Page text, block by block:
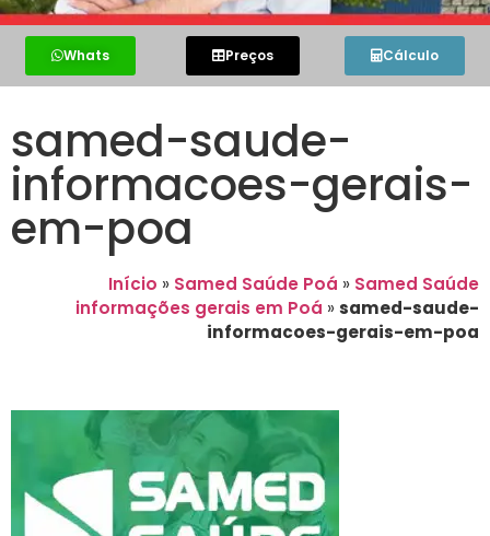
Whats Preços Cálculo
samed-saude-
informacoes-gerais-
em-poa
Início » Samed Saúde Poá » Samed Saúde
informações gerais em Poá »samed-saude-
informacoes-gerais-em-poa